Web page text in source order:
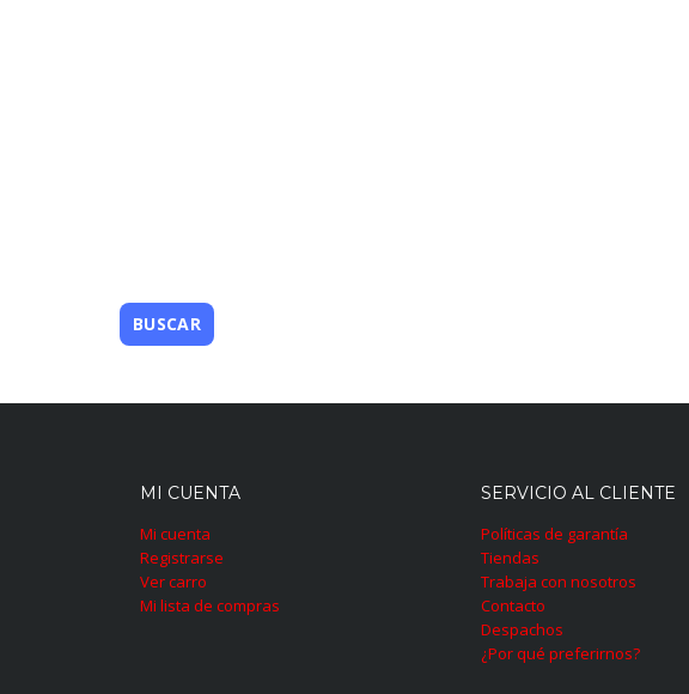
MI CUENTA
Mi cuenta
Registrarse
Ver carro
Mi lista de compras
SERVICIO AL CLIENTE
Políticas de garantía
Tiendas
Trabaja con nosotros
Contacto
Despachos
¿Por qué preferirnos?